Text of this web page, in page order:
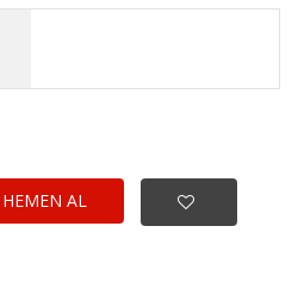
HEMEN AL